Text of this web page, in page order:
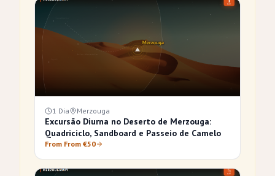
1 Dia Merzouga
Excursão Diurna no Deserto de Merzouga:
Quadriciclo, Sandboard e Passeio de Camelo
From From €50